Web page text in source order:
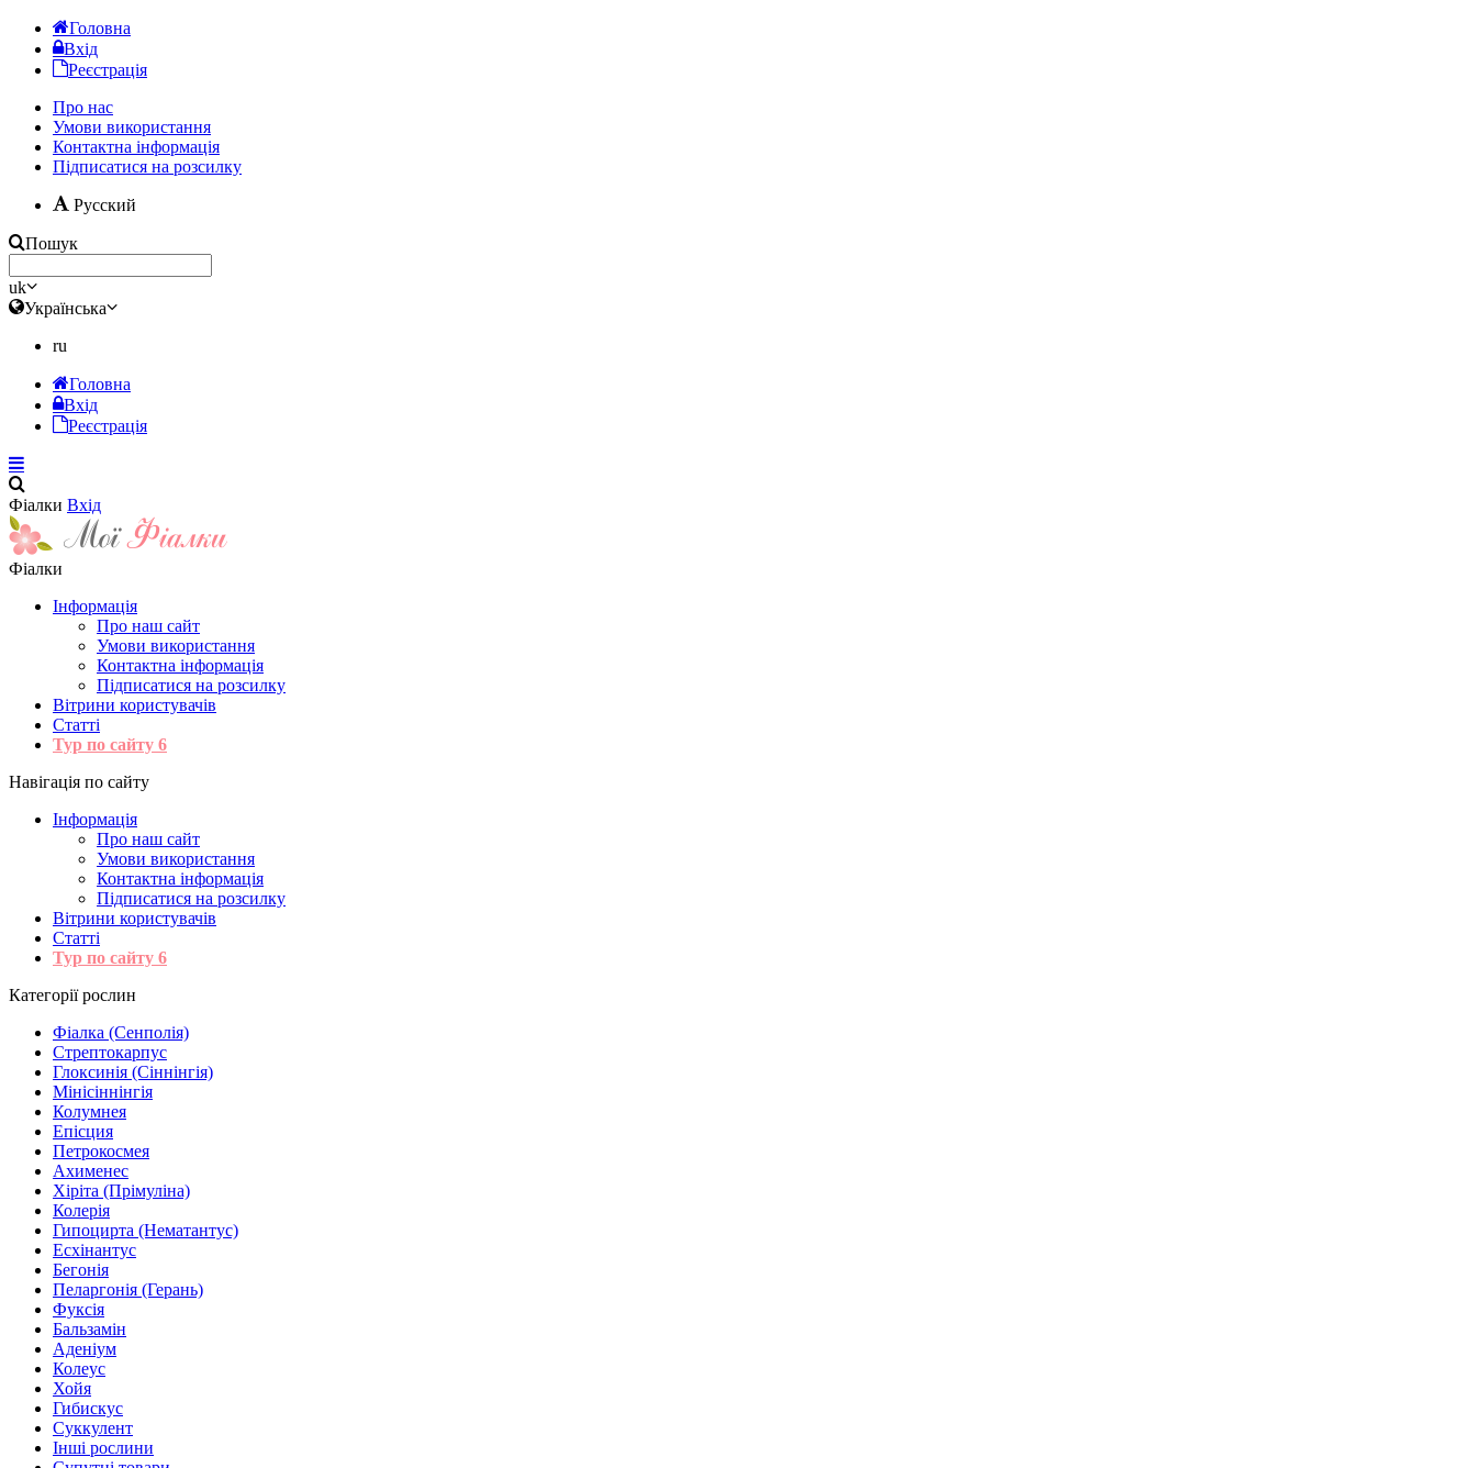
Головна
Вхід
Реєстрація
Про нас
Умови використання
Контактна інформація
Підписатися на розсилку
Русский
Пошук
uk
Українська
ru
Головна
Вхід
Реєстрація
Фіалки Вхід
Фіалки
Інформація
Про наш сайт
Умови використання
Контактна інформація
Підписатися на розсилку
Вітрини користувачів
Статті
Тур по сайту 6
Навігація по сайту
Інформація
Про наш сайт
Умови використання
Контактна інформація
Підписатися на розсилку
Вітрини користувачів
Статті
Тур по сайту 6
Категорії рослин
Фіалка (Сенполія)
Стрептокарпус
Глоксинія (Сіннінгія)
Мінісіннінгія
Колумнея
Епісция
Петрокосмея
Ахименес
Хіріта (Прімуліна)
Колерія
Гипоцирта (Нематантус)
Есхінантус
Бегонія
Пеларгонія (Герань)
Фуксія
Бальзамін
Аденіум
Колеус
Хойя
Гибискус
Суккулент
Інші рослини